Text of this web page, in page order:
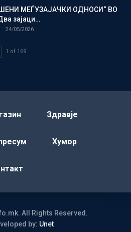
МЕЃУЗАЈАЧКИ ОДНОСИ“ ВО
зајаци…
24/05/2026
1 of 169
Здравје
Хумор
All Rights Reserved.
by: Unet